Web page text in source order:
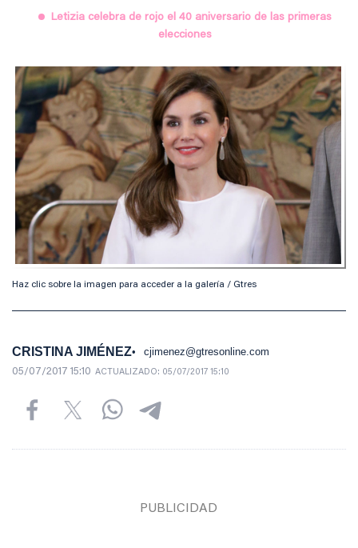
Letizia celebra de rojo el 40 aniversario de las primeras
elecciones
Haz clic sobre la imagen para acceder a la galería / Gtres
CRISTINA JIMÉNEZ cjimenez@gtresonline.com
05/07/2017 15:10 ACTUALIZADO: 05/07/2017 15:10